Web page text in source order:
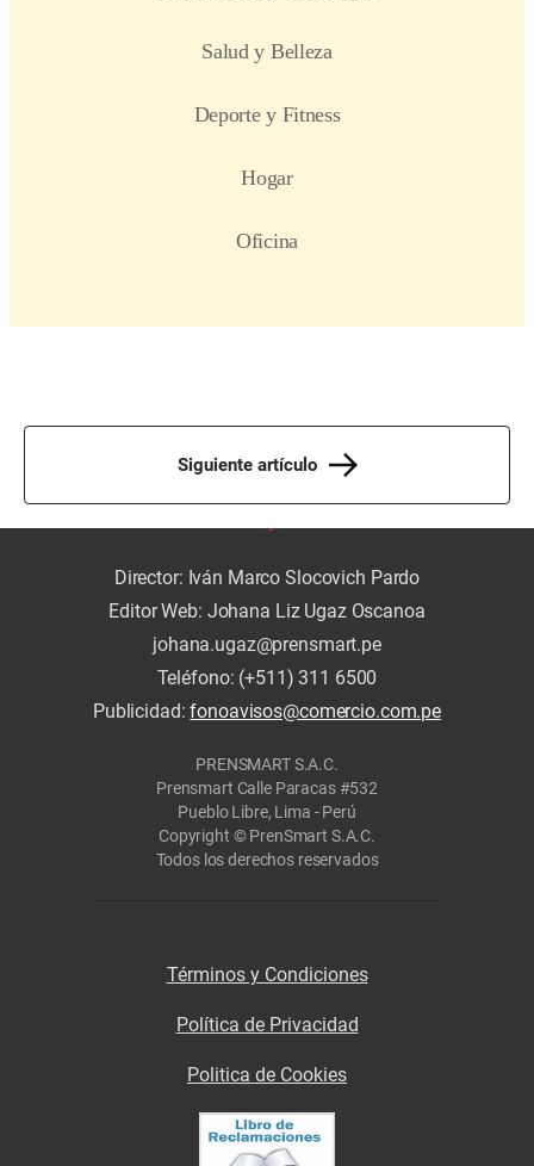
Siguiente artículo
Director: Iván Marco Slocovich Pardo
Editor Web: Johana Liz Ugaz Oscanoa
johana.ugaz@prensmart.pe
Teléfono: (+511) 311 6500
Publicidad:fonoavisos@comercio.com.pe
PRENSMART S.A.C.
Prensmart Calle Paracas #532
Pueblo Libre, Lima - Perú
Copyright © PrenSmart S.A.C.
Todos los derechos reservados
Términos y Condiciones
Política de Privacidad
Politica de Cookies